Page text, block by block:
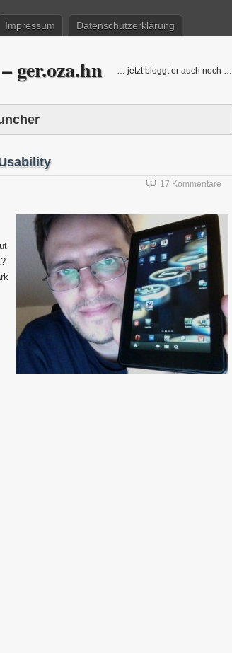
Impressum Datenschutzerklärung
ger.oza.hn … jetzt bloggt er auch noch …
17 Kommentare